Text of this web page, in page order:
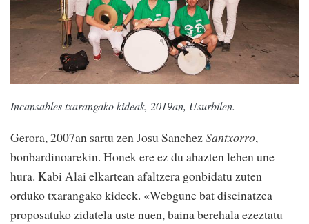
Incansables txarangako kideak, 2019an, Usurbilen.
Gerora, 2007an sartu zen Josu SanchezSantxorro,
bonbardinoarekin. Honek ere ez du ahazten lehen une
hura. Kabi Alai elkartean afaltzera gonbidatu zuten
orduko txarangako kideek. «Webgune bat diseinatzea
proposatuko zidatela uste nuen, baina berehala ezeztatu